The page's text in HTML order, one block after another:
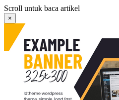
Langsung
ke
konten
Scroll untuk baca artikel
×